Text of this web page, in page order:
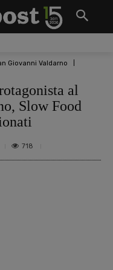
Giovanni Valdarno
al
Slow Food
718